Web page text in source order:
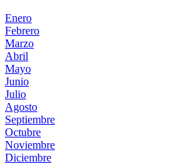
Enero
Febrero
Marzo
Abril
Mayo
Junio
Julio
Agosto
Septiembre
Octubre
Noviembre
Diciembre